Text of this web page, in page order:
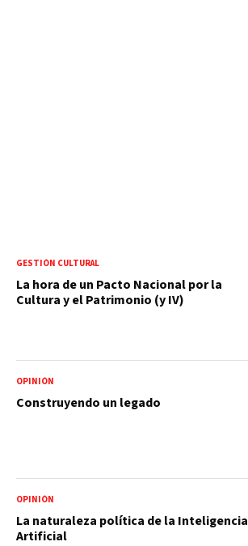
GESTIÓN CULTURAL
La hora de un Pacto Nacional por la
Cultura y el Patrimonio (y IV)
OPINIÓN
Construyendo un legado
OPINIÓN
La naturaleza política de la Inteligencia
Artificial